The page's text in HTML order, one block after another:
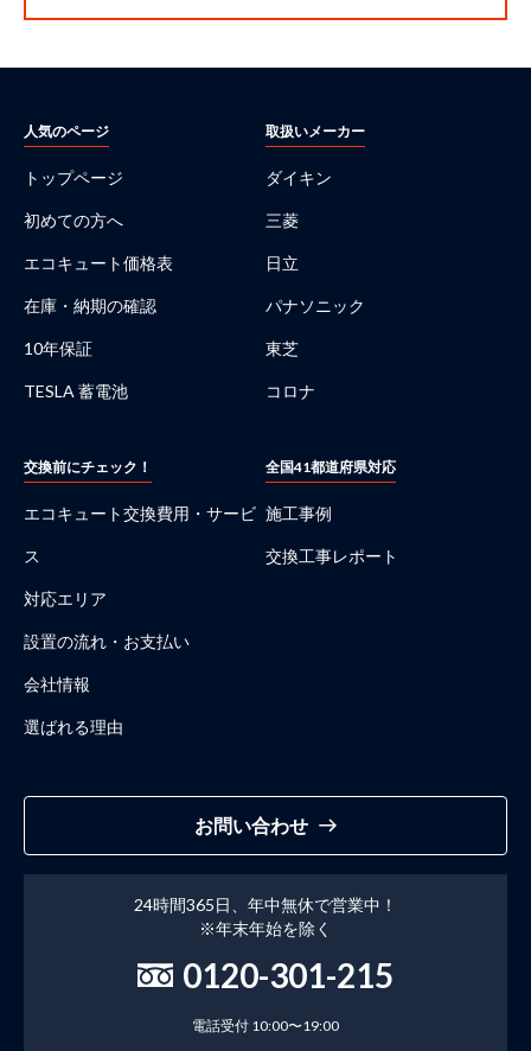
人気のページ
トップページ
初めての方へ
エコキュート価格表
在庫・納期の確認
10年保証
TESLA 蓄電池
交換前にチェック！
エコキュート交換費用・サービ
ス
対応エリア
設置の流れ・お支払い
会社情報
選ばれる理由
取扱いメーカー
ダイキン
三菱
日立
パナソニック
東芝
コロナ
全国41都道府県対応
施工事例
交換工事レポート
お問い合わせ
24時間365日、年中無休で営業中！
※年末年始を除く
0120-301-215
電話受付 10:00〜19:00